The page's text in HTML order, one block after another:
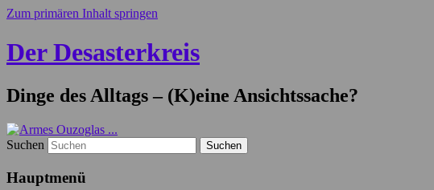
Zum primären Inhalt springen
Der Desasterkreis
Dinge des Alltags – (K)eine Ansichtssache?
Suchen
Hauptmenü